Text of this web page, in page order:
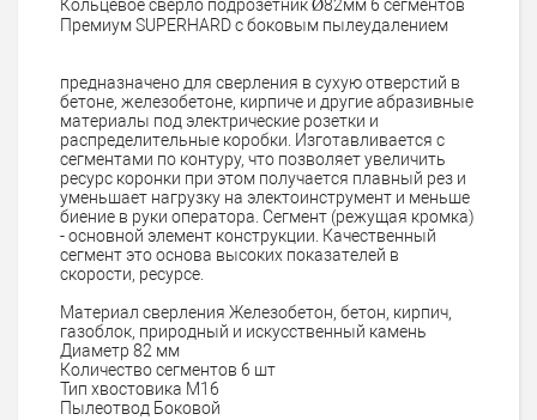
Кольцевое сверло подрозетник Ø82мм 6 сегментов
Премиум SUPERHARD с боковым пылеудалением
предназначено для сверления в сухую отверстий в
бетоне, железобетоне, кирпиче и другие абразивные
материалы под электрические розетки и
распределительные коробки. Изготавливается с
сегментами по контуру, что позволяет увеличить
ресурс коронки при этом получается плавный рез и
уменьшает нагрузку на электоинструмент и меньше
биение в руки оператора. Сегмент (режущая кромка)
- основной элемент конструкции. Качественный
сегмент это основа высоких показателей в
скорости, ресурсе.
Материал сверления Железобетон, бетон, кирпич,
газоблок, природный и искусственный камень
Диаметр 82 мм
Количество сегментов 6 шт
Тип хвостовика М16
Пылеотвод Боковой